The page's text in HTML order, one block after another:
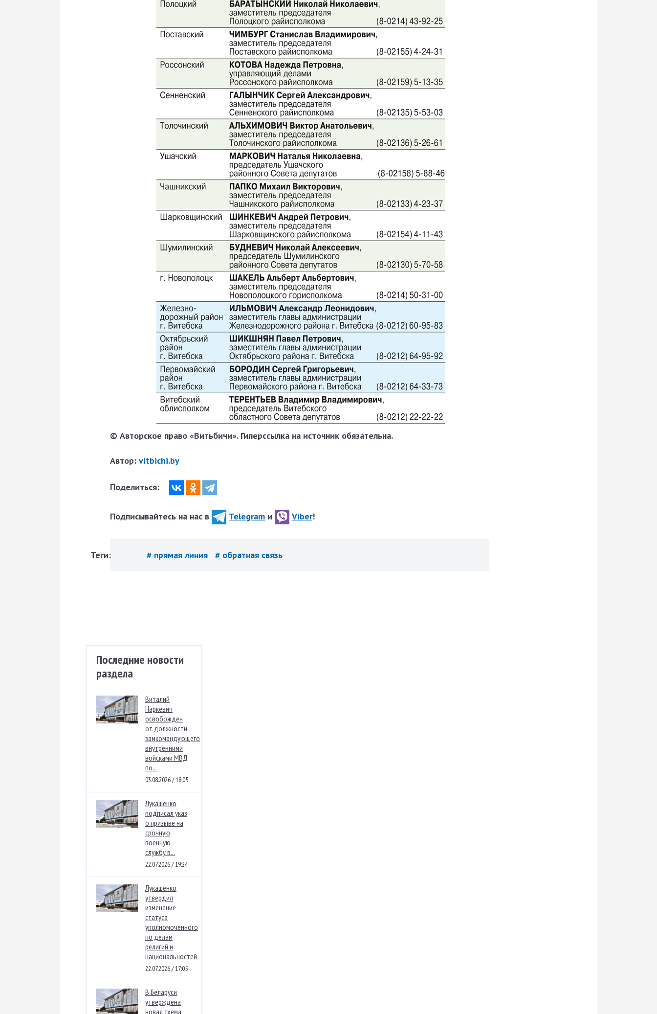
© Авторское право «Витьбичи». Гиперссылка на источник обязательна.
Автор: vitbichi.by
Поделиться:
Подписывайтесь на нас в Telegram и Viber!
Теги: # прямая линия # обратная связь
Последние новости
раздела
Виталий
Наркевич
освобожден
от должности
замкомандующего
внутренними
войсками МВД
по...
03.08.2026 / 18:05
Лукашенко
подписал указ
о призыве на
срочную
военную
службу в...
22.07.2026 / 19:24
Лукашенко
утвердил
изменение
статуса
уполномоченного
по делам
религий и
национальностей
22.07.2026 / 17:05
В Беларуси
утверждена
новая схема